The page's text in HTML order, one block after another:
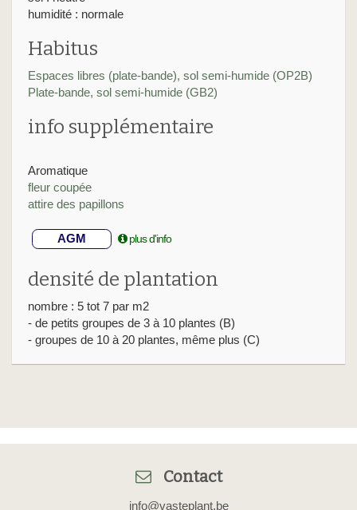
humidité : normale
Habitus
Espaces libres (plate-bande), sol semi-humide (OP2B)
Plate-bande, sol semi-humide (GB2)
info supplémentaire
Aromatique
fleur coupée
attire des papillons
AGM plus d'info
densité de plantation
nombre : 5 tot 7 par m2
- de petits groupes de 3 à 10 plantes (B)
- groupes de 10 à 20 plantes, même plus (C)
Contact
info@vasteplant.be